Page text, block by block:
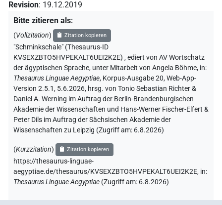
Revision: 19.12.2019
Bitte zitieren als:
(Vollzitation) Zitation kopieren
"Schminkschale" (Thesaurus-ID
KVSEXZBTO5HVPEKALT6UEI2K2E) ,ediert von AV Wortschatz
der ägyptischen Sprache, unter Mitarbeit von Angela Böhme, in:
Thesaurus Linguae Aegyptiae, Korpus-Ausgabe 20, Web-App-
Version 2.5.1, 5.6.2026, hrsg. von Tonio Sebastian Richter &
Daniel A. Werning im Auftrag der Berlin-Brandenburgischen
Akademie der Wissenschaften und Hans-Werner Fischer-Elfert &
Peter Dils im Auftrag der Sächsischen Akademie der
Wissenschaften zu Leipzig (Zugriff am: 6.8.2026)
(Kurzzitation) Zitation kopieren
https://thesaurus-linguae-
aegyptiae.de/thesaurus/KVSEXZBTO5HVPEKALT6UEI2K2E, in:
Thesaurus Linguae Aegyptiae (Zugriff am: 6.8.2026)